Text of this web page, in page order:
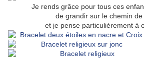
Je rends grâce pour tous ces
de grandir sur le chemin
et je pense particulièrement à